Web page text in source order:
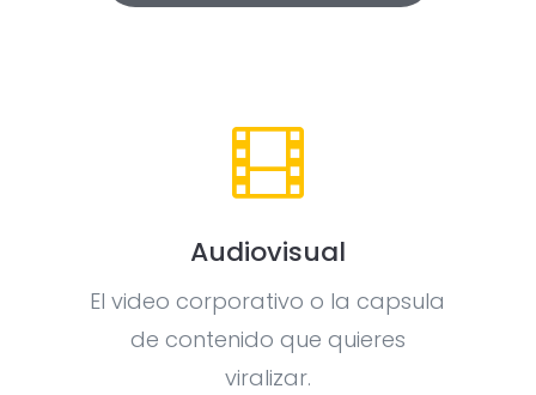

Audiovisual
El video corporativo o la capsula
de contenido que quieres
viralizar.